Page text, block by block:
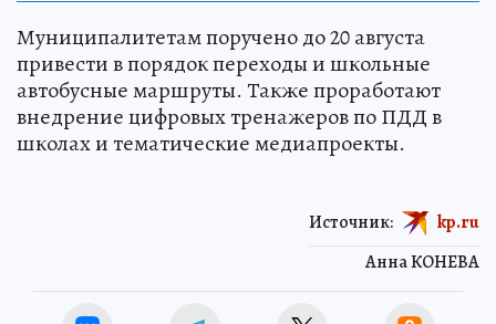
Муниципалитетам поручено до 20 августа
привести в порядок переходы и школьные
автобусные маршруты. Также проработают
внедрение цифровых тренажеров по ПДД в
школах и тематические медиапроекты.
Анна КОНЕВА
Источник: kp.ru